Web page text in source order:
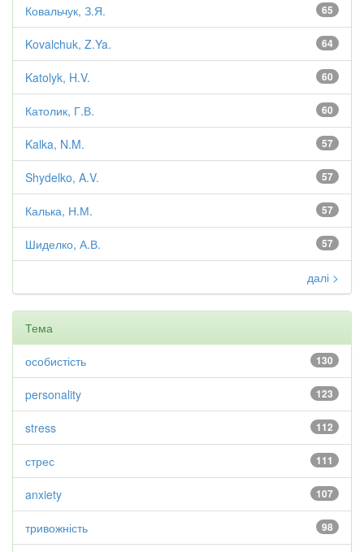
65
Ковальчук, З.Я.
64
Kovalchuk, Z.Ya.
60
Katolyk, H.V.
60
Католик, Г.В.
57
Kalka, N.M.
57
Shydelko, A.V.
57
Калька, Н.М.
57
Шиделко, А.В.
далі >
Тема
130
особистість
123
personality
112
stress
111
стрес
107
anxiety
98
тривожність